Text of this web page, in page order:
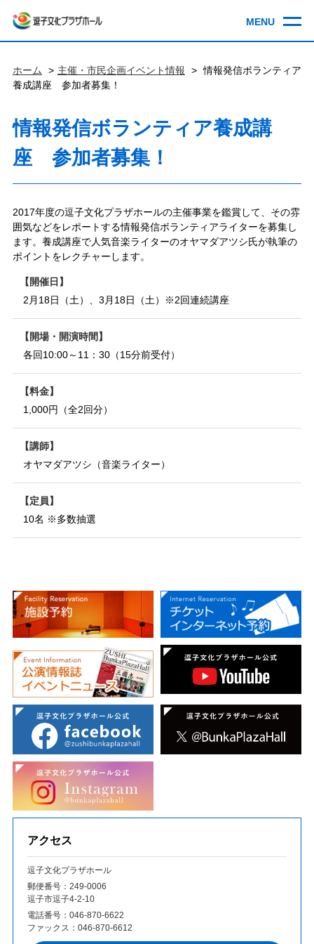
ホーム 主催・市民企画イベント情報
情報発信ボランティア
養成講座 参加者募集！
情報発信ボランティア養成講
座 参加者募集！
2017年度の逗子文化プラザホールの主催事業を鑑賞して、その雰
囲気などをレポートする情報発信ボランティアライターを募集し
ます。養成講座で人気音楽ライターのオヤマダアツシ氏が執筆の
ポイントをレクチャーします。
開催日
2月18日（土）、3月18日（土）※2回連続講座
開場・開演時間
各回10:00～11：30（15分前受付）
料金
1,000円（全2回分）
講師
オヤマダアツシ（音楽ライター）
定員
10名 ※多数抽選
アクセス
逗子文化プラザホール
郵便番号：249‐0006
逗子市逗子4-2-10
電話番号： 046-870-6622
ファックス： 046-870-6612